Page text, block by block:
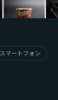
スマートフォン